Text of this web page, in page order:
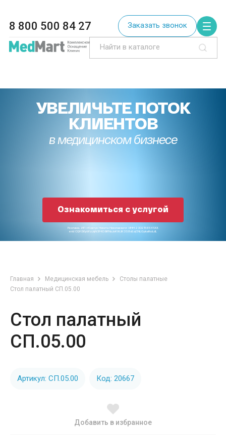
8 800 500 84 27 Заказать звонок
УВЕЛИЧЬТЕ ПОТОК
КЛИЕНТОВ
в медицинском бизнесе
Ознакомиться с услугой
Реклама. ИП «Ковтун Никита Николаевич» ИНН 230215654199.
erid CQH36pWzJqN3F4D9iFNoJoKWJK3S8xEzjCNLGpkafkoLdL
Главная Медицинская мебель
Столы палатные
Стол палатный СП.05.00
Стол палатный
СП.05.00
Артикул: СП.05.00 Код: 20667
Добавить в избранное